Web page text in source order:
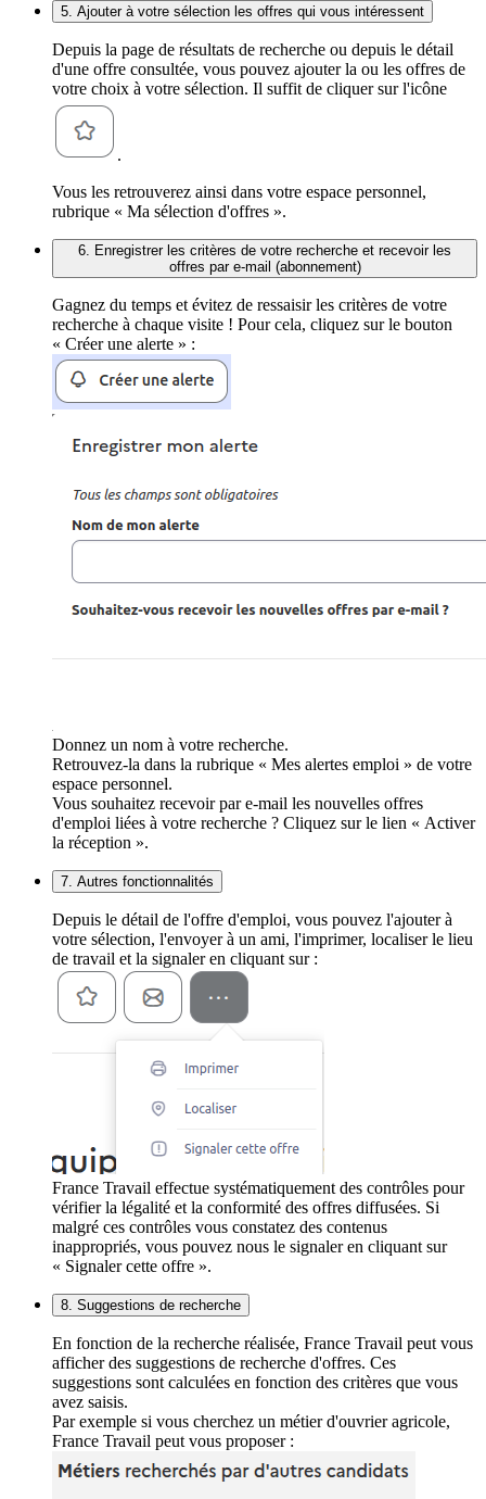
5. Ajouter à votre sélection les offres qui vous intéressent
Depuis la page de résultats de recherche ou depuis le détail
d'une offre consultée, vous pouvez ajouter la ou les offres de
votre choix à votre sélection. Il suffit de cliquer sur l'icône
.
Vous les retrouverez ainsi dans votre espace personnel,
rubrique « Ma sélection d'offres ».
6. Enregistrer les critères de votre recherche et recevoir les
offres par e-mail (abonnement)
Gagnez du temps et évitez de ressaisir les critères de votre
recherche à chaque visite ! Pour cela, cliquez sur le bouton
« Créer une alerte » :
Donnez un nom à votre recherche.
Retrouvez-la dans la rubrique « Mes alertes emploi » de votre
espace personnel.
Vous souhaitez recevoir par e-mail les nouvelles offres
d'emploi liées à votre recherche ? Cliquez sur le lien « Activer
la réception ».
7. Autres fonctionnalités
Depuis le détail de l'offre d'emploi, vous pouvez l'ajouter à
votre sélection, l'envoyer à un ami, l'imprimer, localiser le lieu
de travail et la signaler en cliquant sur :
France Travail effectue systématiquement des contrôles pour
vérifier la légalité et la conformité des offres diffusées. Si
malgré ces contrôles vous constatez des contenus
inappropriés, vous pouvez nous le signaler en cliquant sur
« Signaler cette offre ».
8. Suggestions de recherche
En fonction de la recherche réalisée, France Travail peut vous
afficher des suggestions de recherche d'offres. Ces
suggestions sont calculées en fonction des critères que vous
avez saisis.
Par exemple si vous cherchez un métier d'ouvrier agricole,
France Travail peut vous proposer :